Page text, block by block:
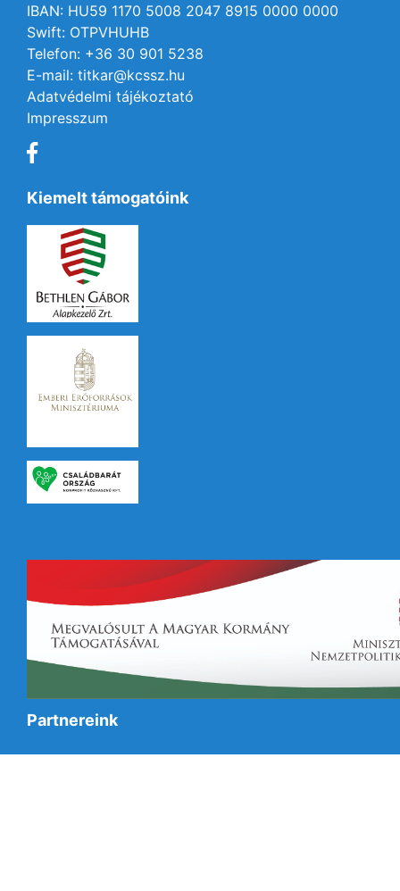
IBAN: HU59 1170 5008 2047 8915 0000 0000
Swift: OTPVHUHB
Telefon: +36 30 901 5238
E-mail: titkar@kcssz.hu
Adatvédelmi tájékoztató
Impresszum
Kiemelt támogatóink
Partnereink